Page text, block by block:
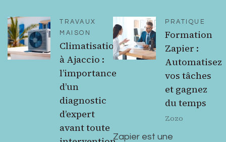
TRAVAUX
MAISON
Climatisation
à Ajaccio :
l’importance
d’un
diagnostic
d’expert
avant toute
PRATIQUE
Formation
Zapier :
Automatisez
vos tâches
et gagnez
du temps
Zozo
Zapier est une